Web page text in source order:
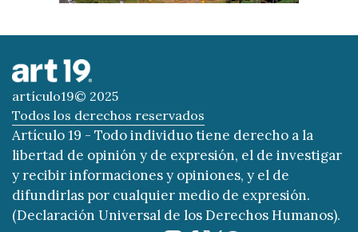
artículo19© 2025
Todos los derechos reservados
Artículo 19 - Todo individuo tiene derecho a la
libertad de opinión y de expresión, el de investigar
y recibir informaciones y opiniones, y el de
difundirlas por cualquier medio de expresión.
(Declaración Universal de los Derechos Humanos).